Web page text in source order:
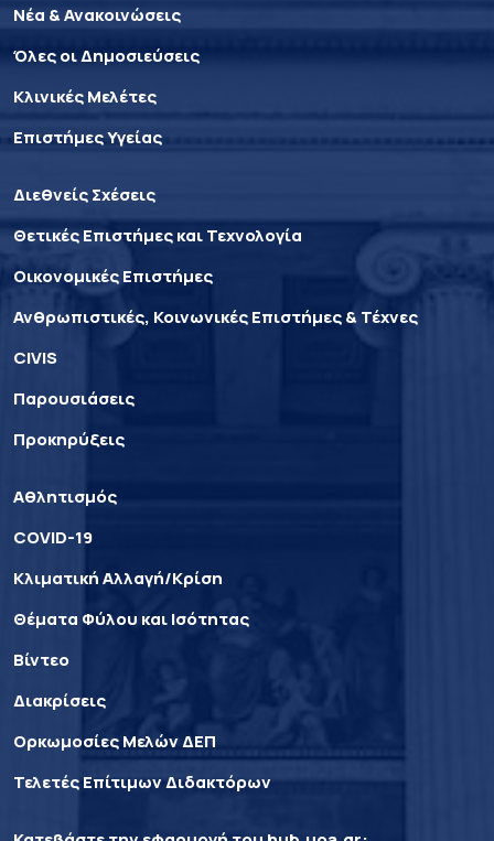
Νέα & Ανακοινώσεις
Όλες οι Δημοσιεύσεις
Κλινικές Μελέτες
Επιστήμες Υγείας
Διεθνείς Σχέσεις
Θετικές Επιστήμες και Τεχνολογία
Οικονομικές Επιστήμες
Ανθρωπιστικές, Κοινωνικές Επιστήμες & Τέχνες
CIVIS
Παρουσιάσεις
Προκηρύξεις
Αθλητισμός
COVID-19
Κλιματική Αλλαγή/Κρίση
Θέματα Φύλου και Ισότητας
Βίντεο
Διακρίσεις
Ορκωμοσίες Μελών ΔΕΠ
Τελετές Επίτιμων Διδακτόρων